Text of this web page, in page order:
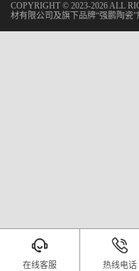
COPYRIGHT © 2023-2026 ALL
材有限公司及旗下品牌“强鹏陶瓷”
在线客服 热线电话